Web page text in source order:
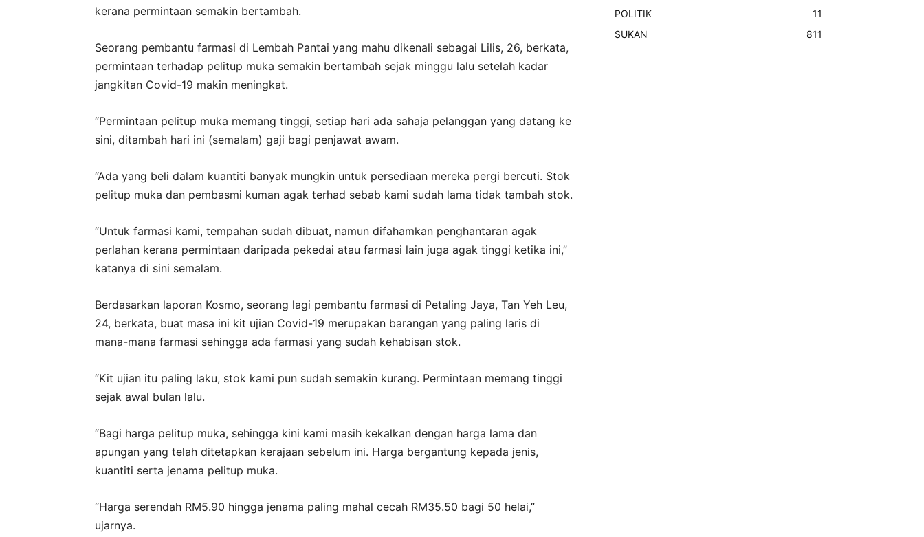
kerana permintaan semakin bertambah.
Seorang pembantu farmasi di Lembah Pantai yang mahu dikenali sebagai Lilis, 26, berkata,
permintaan terhadap pelitup muka semakin bertambah sejak minggu lalu setelah kadar
jangkitan Covid-19 makin meningkat.
“Permintaan pelitup muka memang tinggi, setiap hari ada sahaja pelanggan yang datang ke
sini, ditambah hari ini (semalam) gaji bagi penjawat awam.
“Ada yang beli dalam kuantiti banyak mungkin untuk perse­diaan mereka pergi bercuti. Stok
pelitup muka dan pembasmi kuman agak terhad sebab kami sudah lama tidak tambah stok.
“Untuk farmasi kami, tempahan sudah dibuat, namun difahamkan penghantaran agak
perlahan kerana permintaan daripada pekedai atau farmasi lain juga agak tinggi ketika ini,”
katanya di sini semalam.
Berdasarkan laporan Kosmo, seorang lagi pembantu farmasi di Petaling Jaya, Tan Yeh Leu,
24, berkata, buat masa ini kit ujian Covid-19 merupakan bara­ngan yang paling laris di
mana-mana farmasi sehingga ada farmasi yang sudah kehabisan stok.
“Kit ujian itu paling laku, stok kami pun sudah semakin kurang. Permintaan memang tinggi
sejak awal bulan lalu.
“Bagi harga pelitup muka, sehingga kini kami masih kekalkan dengan harga lama dan
apungan yang telah ditetapkan kerajaan sebelum ini. Harga bergantung kepada jenis,
kuantiti serta jenama pelitup muka.
“Harga serendah RM5.90 hingga jenama paling mahal cecah RM35.50 bagi 50 helai,”
ujarnya.
POLITIK
11
SUKAN
811